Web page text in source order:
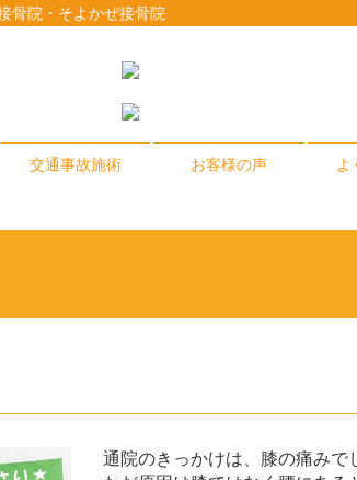
骨院・そよかぜ接骨院
交通事故施術 お客様の声 よ
通院のきっかけは、膝の痛みで